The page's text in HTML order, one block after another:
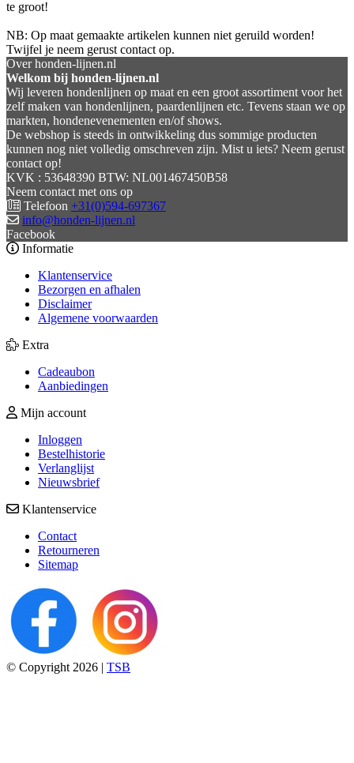
te groot!
NB: Op maat gemaakte artikelen kunnen niet geruild worden!
Twijfel je neem gerust contact op.
Over honden-lijnen.nl
Welkom bij honden-lijnen.nl
Wij leveren hondenlijnen op maat en een groot assortiment voor het
zelf maken van hondenlijnen, paardenlijnen etc. Tevens staan we op
markten, hondenevenementen en/of shows.
De webshop is steeds in ontwikkeling dus sommige producten
kunnen nog niet volledig omschreven zijn. Mist u iets? Neem gerust
contact op!
KVK : 53648390 BTW: NL001467450B58
Neem contact met ons op
Telefoon +31(0)594-697367
info@honden-lijnen.nl
Facebook
Informatie
Klantenservice
Bezorgen en afhalen
Disclaimer
Algemene voorwaarden
Extra
Cadeaubon
Aanbiedingen
Mijn account
Inloggen
Bestelhistorie
Verlanglijst
Nieuwsbrief
Klantenservice
Contact
Retourneren
Sitemap
© Copyright 2026 | TSB